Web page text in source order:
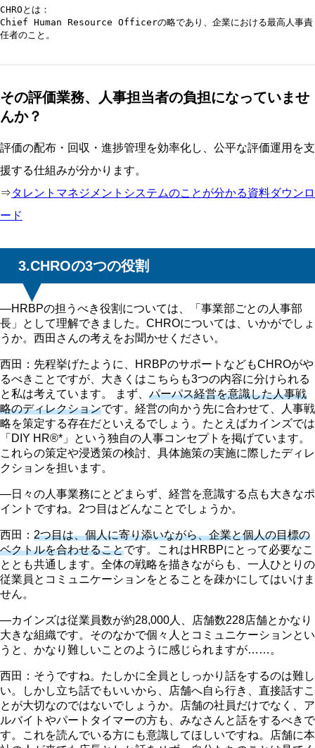
CHROとは：
Chief Human Resource Officerの略であり、企業における最高人事責
その評価業務、人事担当者の負担になっていませ
んか？
評価の配布・回収・進捗管理を効率化し、公平な評価運用を支
援する仕組みが分かります。
⇒タレントマネジメントシステムのことが分かる資料ダウンロ
ード
3.CHROの3つの役割
―HRBPの担うべき役割については、「事業部ごとの人事部
長」として理解できました。CHROについては、いかがでしょ
うか。西田さんの考えをお聞かせください。
西田：先程挙げたように、HRBPのサポートなどもCHROがや
るべきことですが、大きくはこちらも3つの内容に分けられる
と私は考えています。 まず、 パーパス経営を意識した人事戦
略のディレクションです。経営の向かう先に合わせて、人事戦
略を策定する存在だといえるでしょう。たとえばカインズでは
「DIY HR®*」という独自の人事コンセプトを掲げています。
これらの策定や浸透策の検討、具体施策の実施に際したディレ
クションを担います。
―日々の人事業務にとどまらず、経営を意識する点も大きなポ
イントですね。2つ目はどんなことでしょうか。
西田： 2つ目は、個人に寄り添いながら、企業と個人の目標の
ベクトルを合わせることです。これはHRBPにとって必要なこ
ととも共通します。全体の戦略を描きながらも、一人ひとりの
従業員とコミュニケーションをとることを疎かにしてはいけま
せん。
―カインズは従業員数が約28,000人、店舗数228店舗とかなり
大きな組織です。そのなかで個々人とコミュニケーションとい
うと、かなり難しいことのように感じられますが……。
西田：そうですね。たしかに全員としっかり話をするのは難し
い。しかし立ち話でもいいから、店舗へ自ら行き、直接話すこ
とが大切なのではないでしょうか。店舗の社員だけでなく、ア
ルバイトやパートタイマーの方も、みなさんと話をするべきで
す。これを読んでいる方にも意識してほしいですね。店舗に本